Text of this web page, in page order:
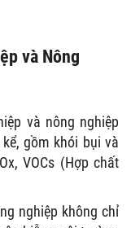
và Nông
và nông nghiệp
gồm khói bụi và
VOCs (Hợp chất
nghiệp không chỉ